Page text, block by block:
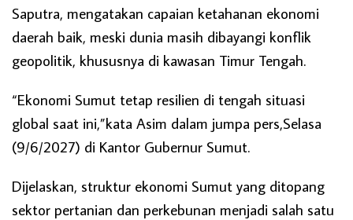
Saputra, mengatakan capaian ketahanan ekonomi
daerah baik, meski dunia masih dibayangi konflik
geopolitik, khususnya di kawasan Timur Tengah.
“Ekonomi Sumut tetap resilien di tengah situasi
global saat ini,”kata Asim dalam jumpa pers,Selasa
(9/6/2027) di Kantor Gubernur Sumut.
Dijelaskan, struktur ekonomi Sumut yang ditopang
sektor pertanian dan perkebunan menjadi salah satu